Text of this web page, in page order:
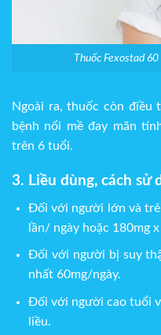
Thuốc Fexostad
Ngoài ra, thuốc còn điều
bệnh nổi mề đay mãn
trên 6 tuổi.
3. Liều dùng, cách sử
Đối với người lớn và
lần/ ngày hoặc 180mg
Đối với người bị suy
nhất 60mg/ngày.
Đối với người cao tuổi
liều.